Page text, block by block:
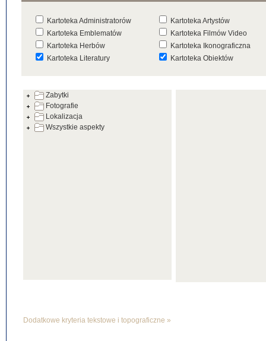
Kartoteka Administratorów
Kartoteka Artystów
Kartoteka Emblematów
Kartoteka Filmów Video
Kartoteka Herbów
Kartoteka Ikonograficzna
Kartoteka Literatury
Kartoteka Obiektów
Kartoteka Warsztatów
Kartoteka Zabytków
Zabytki
Fotografie
Lokalizacja
Wszystkie aspekty
Dodatkowe kryteria tekstowe i topograficzne »